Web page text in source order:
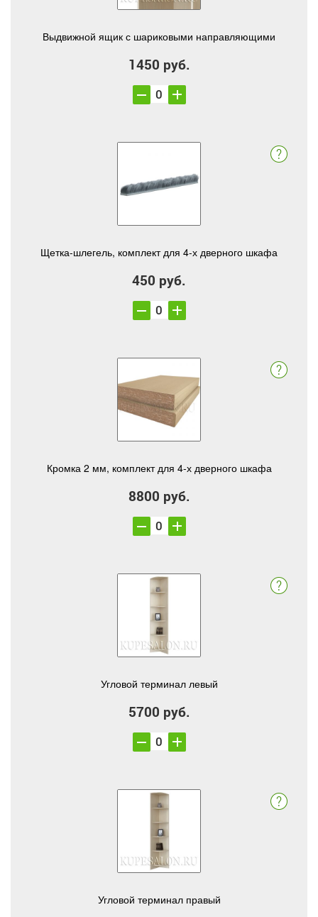
Выдвижной ящик с шариковыми направляющими
1450 руб.
Щетка-шлегель, комплект для 4-х дверного шкафа
450 руб.
Кромка 2 мм, комплект для 4-х дверного шкафа
8800 руб.
Угловой терминал левый
5700 руб.
Угловой терминал правый